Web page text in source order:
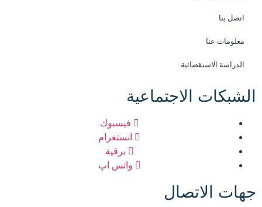
اتصل بنا
معلومات عنا
الدراسة الاستقصائية
الشبكات الاجتماعية
فيسبوك
انستغرام
برقية
واتس اپ
جهات الاتصال